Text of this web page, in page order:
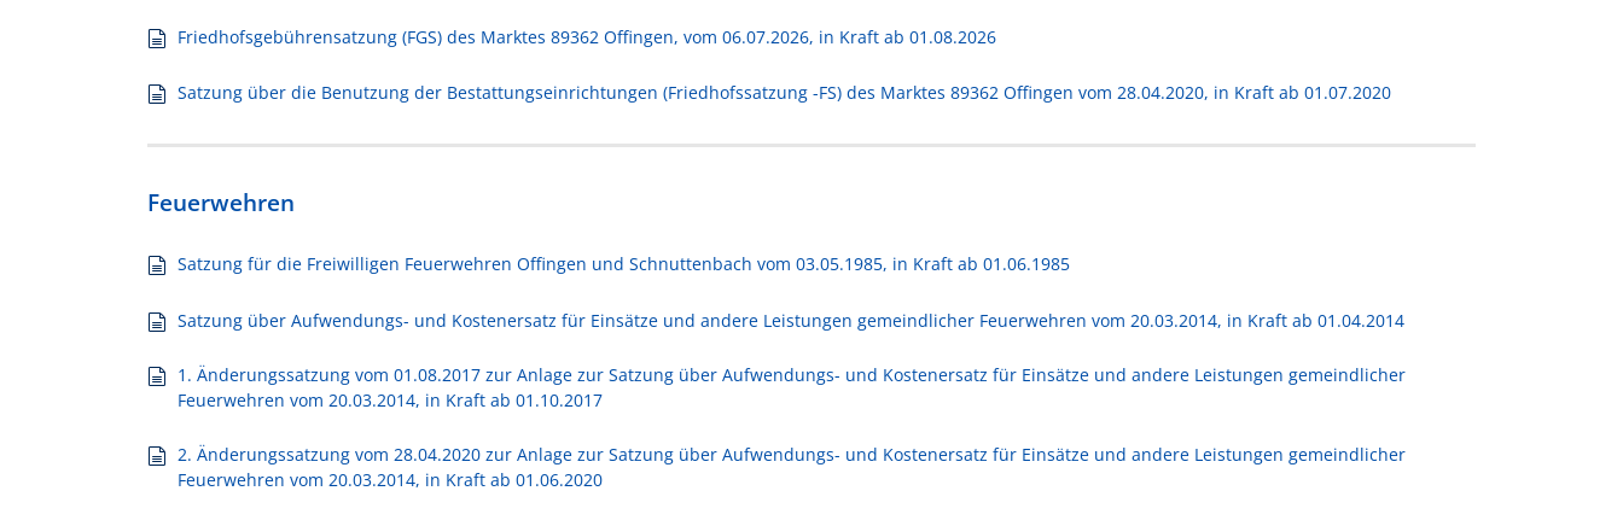
Friedhofsgebührensatzung (FGS) des Marktes 89362 Offingen, vom 06.07.2026, in Kraft ab 01.08.2026
Satzung über die Benutzung der Bestattungseinrichtungen (Friedhofssatzung -FS) des Marktes 89362 Offingen vom 28.04.2020, in Kraft ab 01.07.2020
Feuerwehren
Satzung für die Freiwilligen Feuerwehren Offingen und Schnuttenbach vom 03.05.1985, in Kraft ab 01.06.1985
Satzung über Aufwendungs- und Kostenersatz für Einsätze und andere Leistungen gemeindlicher Feuerwehren vom 20.03.2014, in Kraft ab 01.04.2014
1. Änderungssatzung vom 01.08.2017 zur Anlage zur Satzung über Aufwendungs- und Kostenersatz für Einsätze und andere Leistungen gemeindlicher
Feuerwehren vom 20.03.2014, in Kraft ab 01.10.2017
2. Änderungssatzung vom 28.04.2020 zur Anlage zur Satzung über Aufwendungs- und Kostenersatz für Einsätze und andere Leistungen gemeindlicher
Feuerwehren vom 20.03.2014, in Kraft ab 01.06.2020